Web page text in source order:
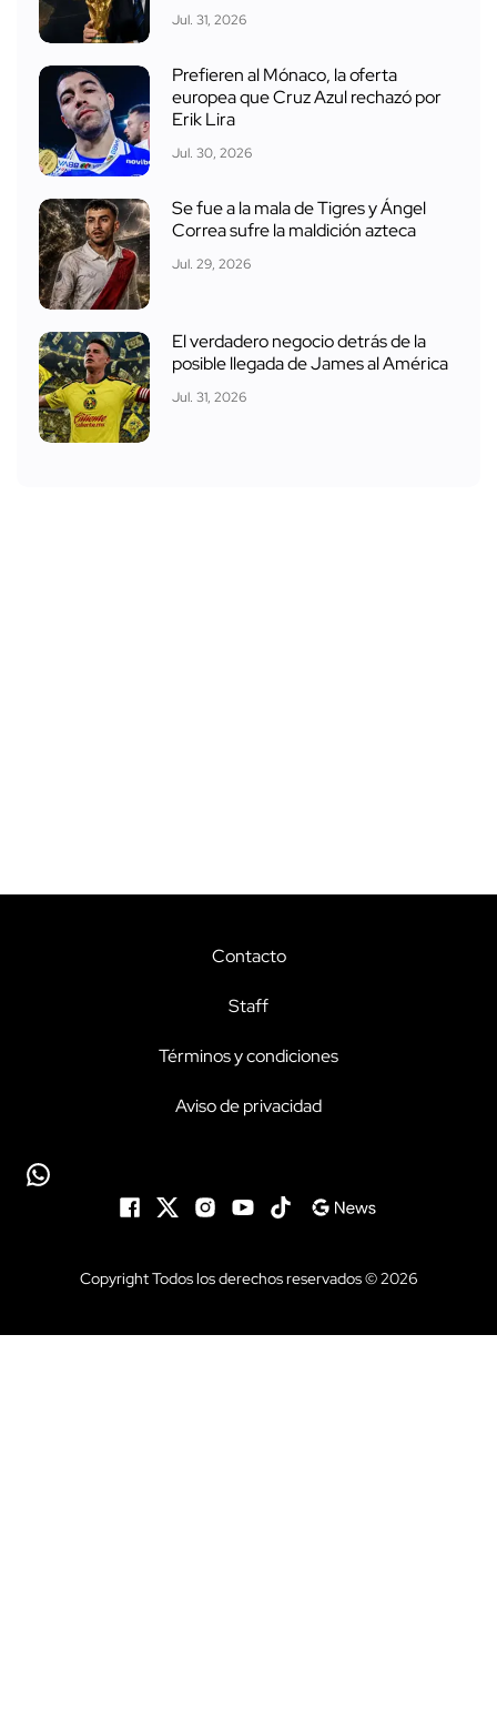
Jul. 31, 2026
Prefieren al Mónaco, la oferta
europea que Cruz Azul rechazó por
Erik Lira
Jul. 30, 2026
Se fue a la mala de Tigres y Ángel
Correa sufre la maldición azteca
Jul. 29, 2026
El verdadero negocio detrás de la
posible llegada de James al América
Jul. 31, 2026
Contacto
Staff
Términos y condiciones
Aviso de privacidad
Copyright Todos los derechos reservados © 2026